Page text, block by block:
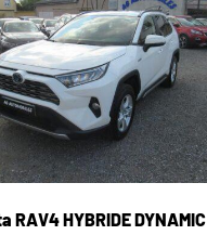
RAV4 HYBRIDE DYNAMIC